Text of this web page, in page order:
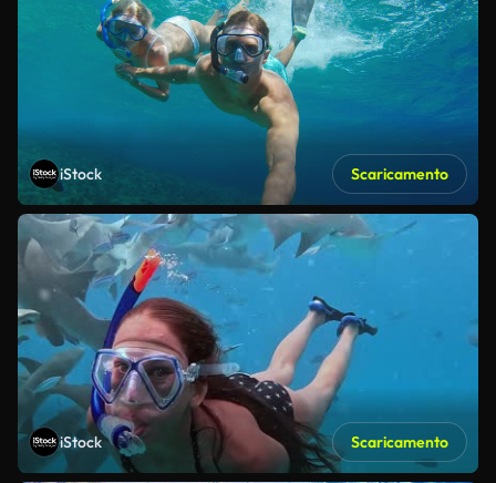
iStock Scaricamento
iStock Scaricamento